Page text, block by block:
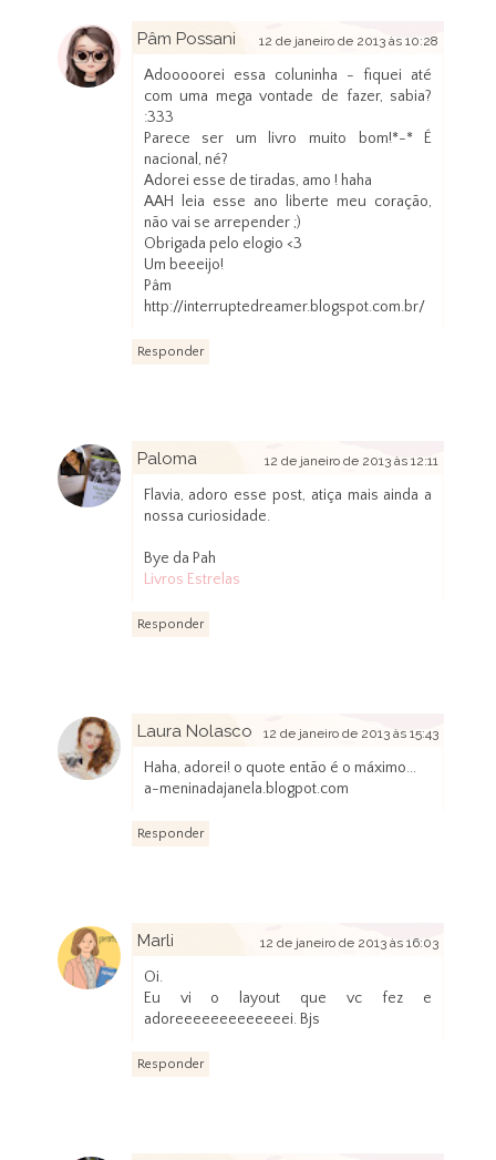
Pâm Possani 12 de janeiro de 2013 às 10:28
Adooooorei essa coluninha - fiquei até
com uma mega vontade de fazer, sabia?
:333
Parece ser um livro muito bom!*-* É
nacional, né?
Adorei esse de tiradas, amo ! haha
AAH leia esse ano liberte meu coração,
não vai se arrepender ;)
Obrigada pelo elogio <3
Um beeeijo!
Pâm
http://interruptedreamer.blogspot.com.br/
Responder
Paloma 12 de janeiro de 2013 às 12:11
Flavia, adoro esse post, atiça mais ainda a
nossa curiosidade.
Bye da Pah
Livros Estrelas
Responder
Laura Nolasco 12 de janeiro de 2013 às 15:43
Haha, adorei! o quote então é o máximo...
a-meninadajanela.blogpot.com
Responder
Marli 12 de janeiro de 2013 às 16:03
Oi.
Eu vi o layout que vc fez e
adoreeeeeeeeeeeeei. Bjs
Responder